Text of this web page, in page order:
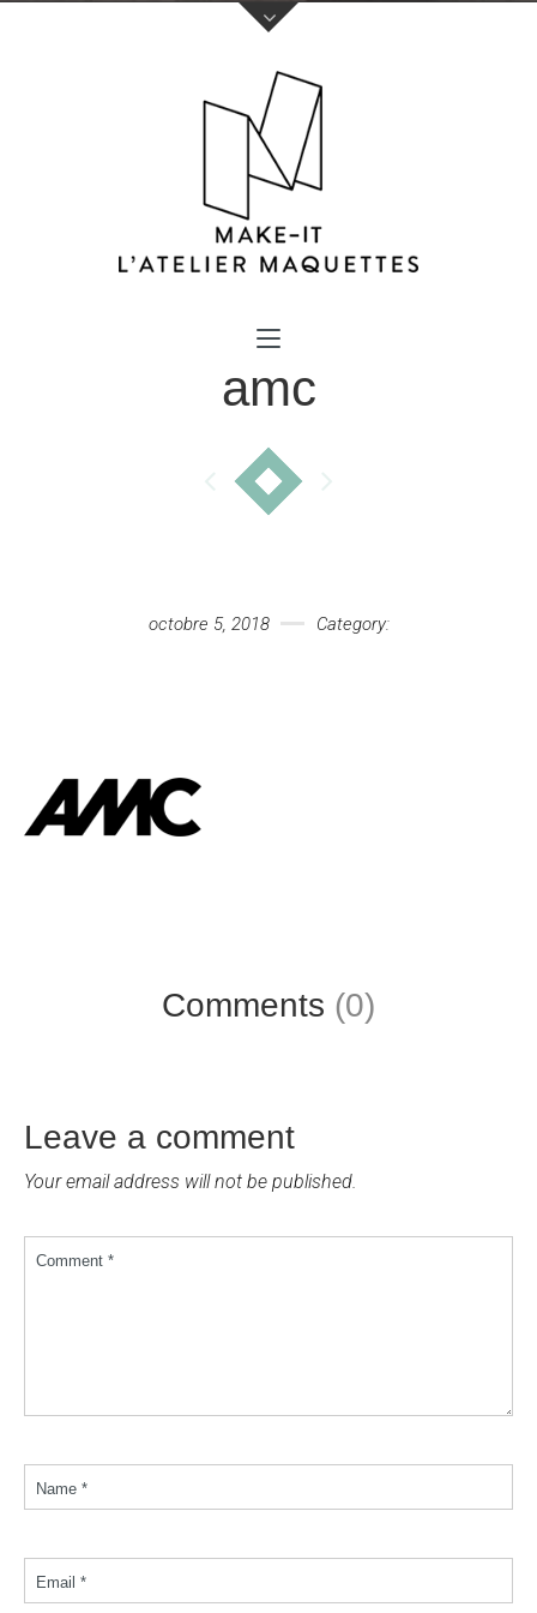
Votre nom (obligatoire)
Votre e-mail (obligatoire)amc
octobre 5, 2018 Category:
Comments (0)
Leave a comment
Your email address will not be published.
Comment *
Name *
Email *